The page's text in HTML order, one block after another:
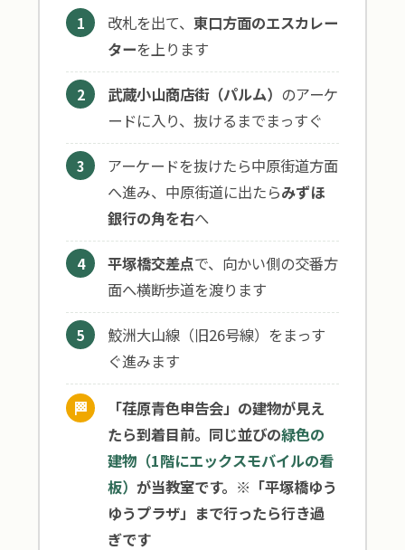
1 改札を出て、東口方面のエスカレー
ターを上ります
2 武蔵小山商店街（パルム） のアーケ
ードに入り、抜けるまでまっすぐ
3
アーケードを抜けたら中原街道方面
へ進み、中原街道に出たらみずほ
銀行の角を右へ
4 平塚橋交差点で、向かい側の交番方
面へ横断歩道を渡ります
5
鮫洲大山線（旧26号線）をまっす
ぐ進みます
🏁
「荏原青色申告会」の建物が見え
たら到着目前。同じ並びの緑色の
建物（1階にエックスモバイルの看
板）が当教室です。※「平塚橋ゆう
ゆうプラザ」まで行ったら行き過
ぎです